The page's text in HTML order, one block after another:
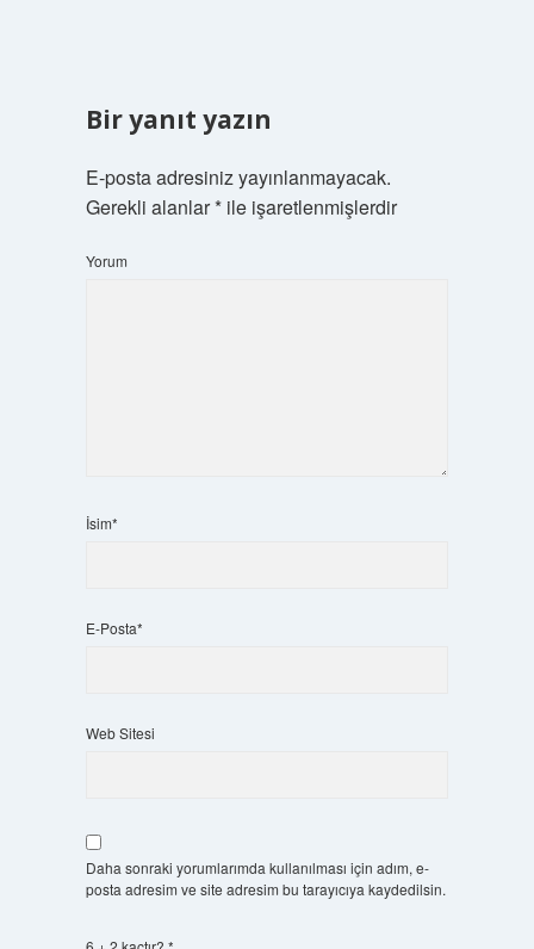
Bir yanıt yazın
E-posta adresiniz yayınlanmayacak.
Gerekli alanlar*ile işaretlenmişlerdir
Yorum
İsim*
E-Posta*
Web Sitesi
Daha sonraki yorumlarımda kullanılması için adım, e-
posta adresim ve site adresim bu tarayıcıya kaydedilsin.